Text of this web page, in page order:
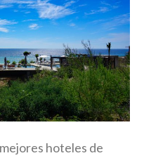
hoteles de